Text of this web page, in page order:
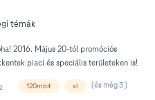
témák
2016. Május 20-tól promóciós
piaci és speciális területeken is!
csomagokra az akcióban történő
120mbit xl (és még 3 )